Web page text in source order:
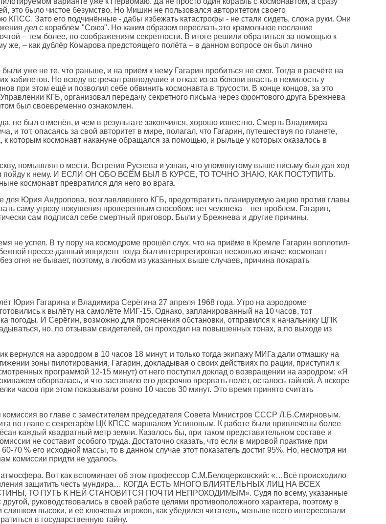
это было чистое безумство. Но Мишин не пользовался авторитетом своего
КПСС. Зато его подчинённые - дабы избежать катастрофы - не стали сидеть, сложа руки. Они
дел с кораблём "Союз". Но каким образом переслать это крамольное послание
– тем более, по соображениям секретности. В итоге решили обратиться за помощью к
же, – как дублёр Комарова предстоящего полёта – в данном вопросе он был лично
уже не те, что раньше, и на приём к нему Гагарин пробиться не смог. Тогда в расчёте на
кабинетов. Но всюду встречал равнодушие и отказ: из-за боязни впасть в немилость у
при этом ещё и позволил себе обвинить космонавта в трусости. В конце концов, за это
КГБ, организовал передачу секретного письма через фронтового друга Брежнева
был своевременно ознакомлен.
не был отменён, и чем в результате закончился, хорошо известно. Смерть Владимира
и тот, опасаясь за свой авторитет в мире, полагал, что Гагарин, путешествуя по планете,
которым космонавт накануне обращался за помощью, и рыльце у которых оказалось в
помышлял о мести. Встретив Русяева и узнав, что упомянутому выше письму был дан ход
сам пойду к нему. И ЕСЛИ ОН ОБО ВСЁМ БЫЛ В КУРСЕ, ТО ТОЧНО ЗНАЮ, КАК ПОСТУПИТЬ.
космонавт превратился для него во врага.
Юрия Андропова, возглавлявшего КГБ, предотвратить планируемую акцию против главы
саму угрозу покушения проверенным способом: нет человека – нет проблем. Гагарин,
сам подписал себе смертный приговор. Были у Брежнева и другие причины,
не успел. В ту пору на космодроме прошёл слух, что на приёме в Кремле Гагарин воплотил-
прессе данный инцидент тогда был интерпретирован несколько иначе: космонавт
огня не бывает, поэтому, в любом из указанных выше случаев, причина покарать
Юрия Гагарина и Владимира Серёгина 27 апреля 1968 года. Утро на аэродроме
к вылёту на самолёте МИГ-15. Однако, запланированный на 10 часов, тот
погоды. И Серёгин, возможно для прояснения обстановки, отправился к начальнику ЦПК
но, по отзывам свидетелей, он проходил на повышенных тонах, а по выходе из
вернулся на аэродром в 10 часов 18 минут, и только тогда экипажу МИГа дали отмашку на
зоны пилотирования, Гагарин, докладывая о своих действиях по рации, приступил к
программой 12-15 минут) от него поступил доклад о возвращении на аэродром: «Я
оборвалась, и что заставило его досрочно прервать полёт, осталось тайной. А вскоре
часов при этом показывали ровно 10 часов 30 минут. Это время принято считать
во главе с заместителем председателя Совета Министров СССР Л.Б.Смирновым.
во главе с секретарём ЦК КПСС маршалом Устиновым. К работе были привлечены более
каждый квадратный метр земли. Казалось бы, при таком представительном составе и
не составит особого труда. Достаточно сказать, что если в мировой практике при
70 % его исходной массы, то в данном случае этот показатель достиг 95%. Но, несмотря ни
комиссии придти не удалось.
Вот как вспоминает об этом профессор С.М.Белоцерковский: «…Всё происходило
защитить честь мундира… КОГДА ЕСТЬ МНОГО ВЛИЯТЕЛЬНЫХ ЛИЦ НА ВСЕХ
ТО ПУТЬ К НЕЙ СТАНОВИТСЯ ПОЧТИ НЕПРОХОДИМЫМ». Судя по всему, указанные
руководствовались в своей работе целями противоположного характера, поэтому в
высоки, и её ключевых игроков, как убедился читатель, меньше всего интересовали
в государственную тайну.